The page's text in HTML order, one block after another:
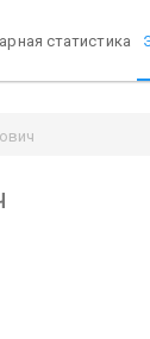
статистика